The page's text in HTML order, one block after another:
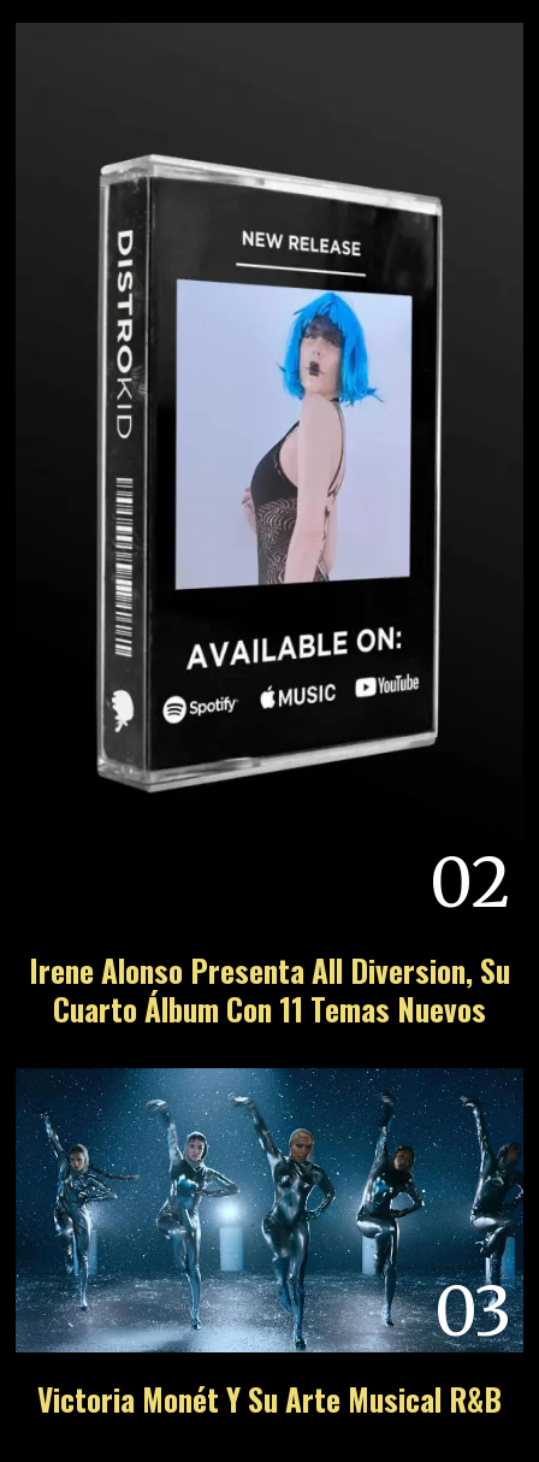
02
Irene Alonso Presenta All Diversion, Su
Cuarto Álbum Con 11 Temas Nuevos
03
Victoria Monét Y Su Arte Musical R&B
04